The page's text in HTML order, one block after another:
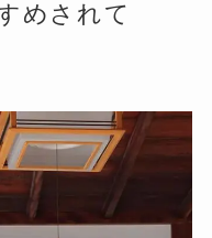
めされて